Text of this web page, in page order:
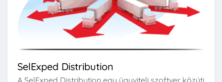
SelExped Distribution
A SelExped Distribution egy ügyviteli szoftver közúti